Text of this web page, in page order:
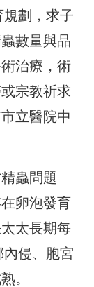
劃，求子
數量與品
治療，術
宗教祈求
立醫院中
蟲問題
卵泡發育
太長期每
內侵、胞宮
。